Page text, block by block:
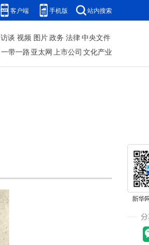
客户端 手机版 站内搜索
访谈 视频 图片政务 法律中央文件
一带一路 亚太网上市公司 文化产业